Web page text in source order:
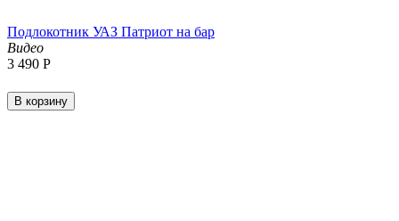
Подлокотник УАЗ Патриот на бар
Видео
3 490 Р
В корзину